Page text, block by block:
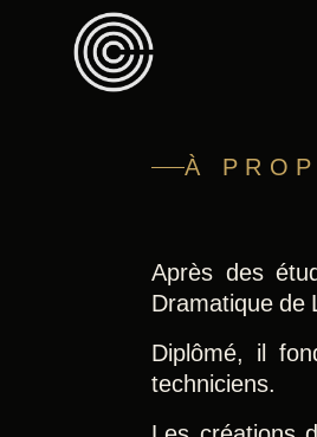
À
Après des
Dramatique de
Diplômé, il
techniciens.